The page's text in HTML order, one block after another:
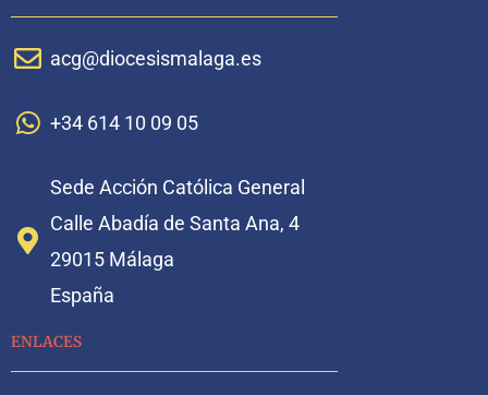
acg@diocesismalaga.es
+34 614 10 09 05
Sede Acción Católica General
Calle Abadía de Santa Ana, 4
29015 Málaga
España
ENLACES